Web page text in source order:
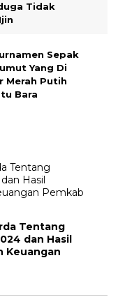
Tidak
Sepak
Yang Di
Merah Putih
Bara
Tentang
dan Hasil
Keuangan